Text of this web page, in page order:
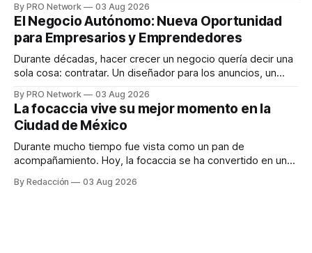
INTERIUS, el problema suele estar en otro lugar. Durante
una entrevista para el podcast SER PRO, el especialista en
marketing digital explicó que
By PRO Network 03 Aug 2026
El Negocio Autónomo: Nueva Oportunidad
para Empresarios y Emprendedores
Durante décadas, hacer crecer un negocio quería decir una
sola cosa: contratar. Un diseñador para los anuncios, un
para los textos, alguien que supiera de publicidad digital
para encontrar prospectos, un vendedor para atender
llamadas y mensajes, y —con suerte— una persona
By PRO Network 03 Aug 2026
La focaccia vive su mejor momento en la
Ciudad de México
Durante mucho tiempo fue vista como un pan de
acompañamiento. Hoy, la focaccia se ha convertido en uno
artesanal, ingredientes de calidad y experiencias que
By Redacción 03 Aug 2026